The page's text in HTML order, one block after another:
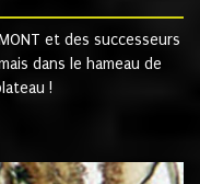
et des successeurs
dans le hameau de
!